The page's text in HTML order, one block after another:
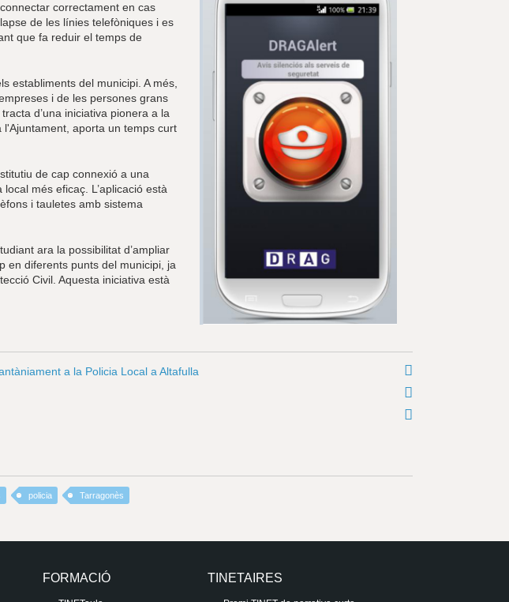
correctament en cas
de les línies telefòniques i es
que fa reduir el temps de
establiments del municipi. A més,
i de les persones grans
d’una iniciativa pionera a la
aporta un temps curt
de cap connexió a una
més eficaç. L’aplicació està
i tauletes amb sistema
ara la possibilitat d’ampliar
en diferents punts del municipi, ja
Civil. Aquesta iniciativa està
a la Policia Local a Altafulla
policia Tarragonès
FORMACIÓ TINETAIRES